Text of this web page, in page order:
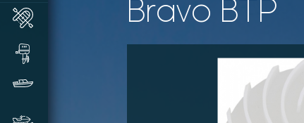
Bravo BTP
Лодочные моторы и